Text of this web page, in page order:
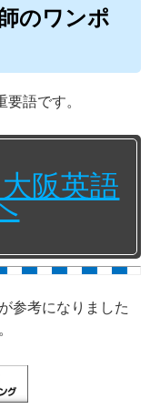
のワンポ
語です。
阪英語
参考になりました